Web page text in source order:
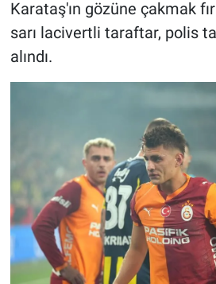
Karataş'ın gözüne çakmak
sarı lacivertli taraftar, polis
alındı.